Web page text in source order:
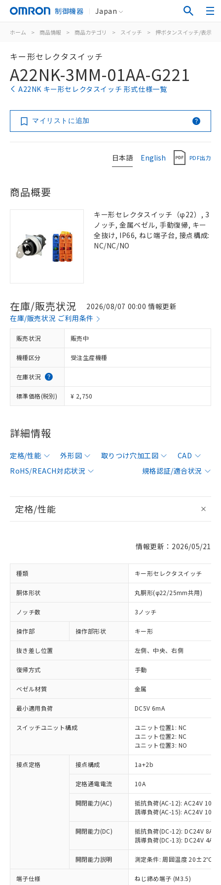
制御機器 Japan
ホーム > 商品情報 > 商品カテゴリ > スイッチ > 押ボタンスイッチ/表示灯
キー形セレクタスイッチ
A22NK-3MM-01AA-G221
A22NK キー形セレクタスイッチ 形式仕様一覧
マイリストに追加
日本語 English PDF出力
商品概要
キー形セレクタスイッチ（φ22）, 3
ノッチ, 金属ベゼル, 手動復帰, キー
全抜け, IP66, ねじ端子台, 接点構成:
NC/NC/NO
在庫/販売状況
2026/08/07 00:00 情報更新
在庫/販売状況 ご利用条件
販売状況 販売中
機種区分 受注生産機種
在庫状況
標準価格(税別) ¥ 2,750
詳細情報
定格/性能 外形図 取りつけ穴加工図
CAD
RoHS/REACH対応状況
規格認証/適合状況
定格/性能
情報更新：2026/05/21
種類 キー形セレクタスイッチ
胴体形状 丸胴形(φ22/25mm共用)
ノッチ数 3ノッチ
操作部 操作部形状 キー形
抜き差し位置 左側、中央、右側
復帰方式 手動
ベゼル材質 金属
最小適用負荷 DC5V 6mA
スイッチユニット構成
ユニット位置1: NC
ユニット位置2: NC
ユニット位置3: NO
接点定格 接点構成 1a+2b
定格通電電流 10A
開閉能力(AC)
抵抗負荷(AC-12): AC24V 10A/
誘導負荷(AC-15): AC24V
開閉能力(DC)
抵抗負荷(DC-12): DC24V 8A/
誘導負荷(DC-13): DC24V 4A/
開閉能力説明 測定条件: 周囲温度 20±2℃、
端子仕様 ねじ締め端子 (M3.5)
ご利用条件
対応済み：EU RoHS指令（10物質）の
非含有に対応した製品が提供可能な商品で
対応予定：EU RoHS指令（10物質）の非含
有に対応した製品に切り替える予定のある
対応予定なし：EU RoHS指令（10物質）の